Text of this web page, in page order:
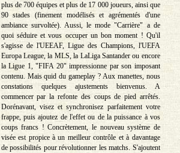
plus de 700 équipes et plus de 17 000 joueurs, ainsi que
90 stades (finement modélisés et agrémentés d'une
ambiance survoltée). Aussi, le mode "Carrière" a de
quoi séduire et vous occuper un bon moment ! Qu'il
s'agisse de l'UEEAF, Ligue des Champions, l'UEFA
Europa League, la MLS, la LaLiga Santander ou encore
la Ligue 1, "FIFA 20" impressionne par son imposant
contenu. Mais quid du gameplay ? Aux manettes, nous
constations quelques ajustements bienvenus. A
commencer par la refonte des coups de pied arrêtés.
Dorénavant, visez et synchronisez parfaitement votre
frappe, puis ajoutez de l'effet ou de la puissance à vos
coups francs ! Concrètement, le nouveau système de
visée est propice à un meilleur contrôle et à davantage
de possibilités pour révolutionner les matchs. S'ajoutent